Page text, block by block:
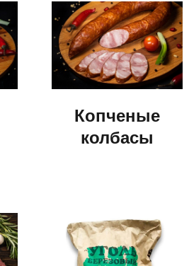
Копченые
колбасы